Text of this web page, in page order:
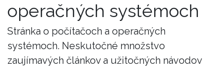
operačných systémoch
Stránka o počítačoch a operačných
systémoch. Neskutočné množstvo
zaujímavých článkov a užitočných návodov